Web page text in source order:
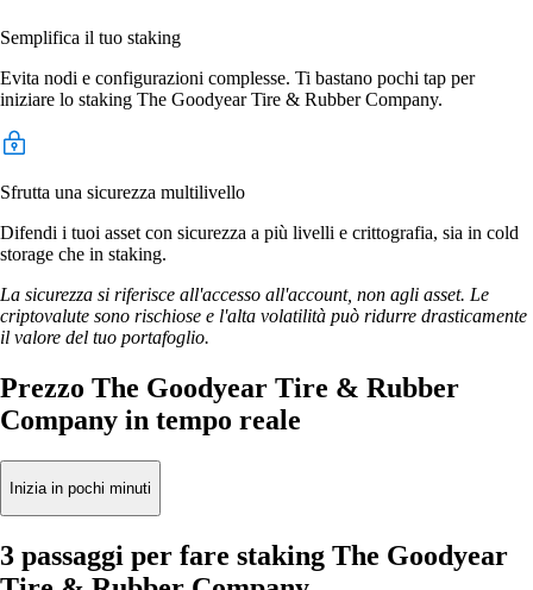
Semplifica il tuo staking
Evita nodi e configurazioni complesse. Ti bastano pochi tap per
iniziare lo staking The Goodyear Tire & Rubber Company.
Sfrutta una sicurezza multilivello
Difendi i tuoi asset con sicurezza a più livelli e crittografia, sia in cold
storage che in staking.
La sicurezza si riferisce all'accesso all'account, non agli asset. Le
criptovalute sono rischiose e l'alta volatilità può ridurre drasticamente
il valore del tuo portafoglio.
Prezzo The Goodyear Tire & Rubber
Company in tempo reale
Inizia in pochi minuti
3 passaggi per fare staking The Goodyear